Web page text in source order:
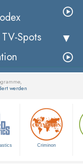
TV-Spots
werden
Criminon